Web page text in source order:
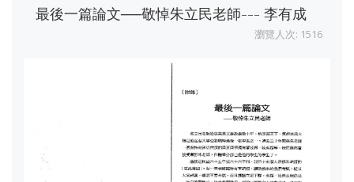
最後一篇論文──敬悼朱立民老師--- 李有成
瀏覽人次: 1516